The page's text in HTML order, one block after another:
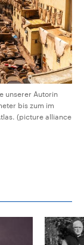
unserer Autorin
bis zum im
(picture alliance